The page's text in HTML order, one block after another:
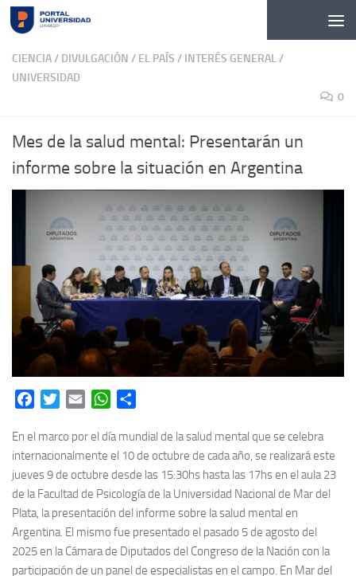
Skip to content
CIENCIA/ DIVULGACIÓN / EL PAÍS / INTERÉS GENERAL/
UNIVERSIDAD
0
Mes de la salud mental: Presentarán un
informe sobre la situación en Argentina
FacebookTwitterEmail WhatsApp
En el marco por el día mundial de la salud mental que se celebra
internacionalmente el 10 de octubre de cada año, se realizará este
jueves 9 de octubre desde las 15:30hs hasta las 17hs en el aula 23
de la Facultad de Psicología de la Universidad Nacional de Mar del
Plata, la presentación del informe sobre la salud mental en
Argentina. El mismo fue presentado el pasado 5 de agosto del
2025 en la Cámara de Diputados del Congreso de la Nación con la
participación de un panel de especialistas en el campo. En Mar del